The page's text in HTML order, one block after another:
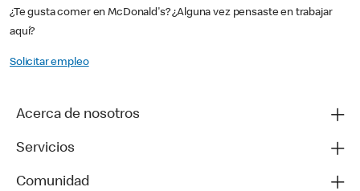
¿Te gusta comer en McDonald's? ¿Alguna vez pensaste en trabajar
aquí?
Solicitar empleo
Acerca de nosotros
Servicios
Comunidad